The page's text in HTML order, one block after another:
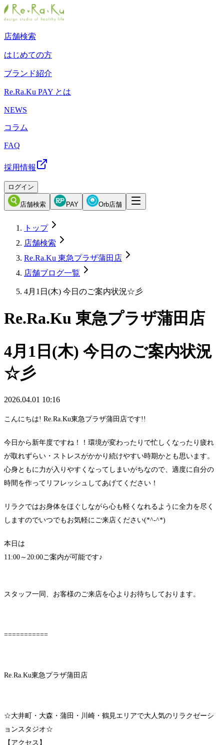
店舗検索
はじめての方
ブランド紹介
Re.Ra.Ku PAY とは
NEWS
コラム
FAQ
採用情報
ログイン
店舗検索 PAY Orb店舗
トップ
店舗検索
Re.Ra.Ku 東急プラザ蒲田店
店舗ブログ一覧
4月1日(木) 今日のご案内状況☆彡
Re.Ra.Ku 東急プラザ蒲田店
4月1日(木) 今日のご案内状況
☆彡
2026.04.01 10:16
こんにちは! Re.Ra.Ku東急プラザ蒲田店です!!
今日から新年度ですね！！環境が変わったりで忙しくなったり疲れ
が取れずらい・ストレスがかかり続けやすい時期かとも思います。
心身ともに力が入りやすくなってしまいがちなので、適度に自分の
時間を作ってリフレッシュしてあげてください！
リラクではお身体をほぐしながら心も軽くなれるように全力を尽く
しますのでいつでもお気軽にご来店ください(*^-^*)
本日は
11:00～20:00ご案内が可能です♪
スタッフ一同、お客様のご来店を心よりお待ちしております。
===========
Re.Ra.Ku東急プラザ蒲田店
☆大井町・大森・蒲田・川崎・鶴見エリアで大人気のリラクゼーシ
ョンスタジオ☆
【アクセス】